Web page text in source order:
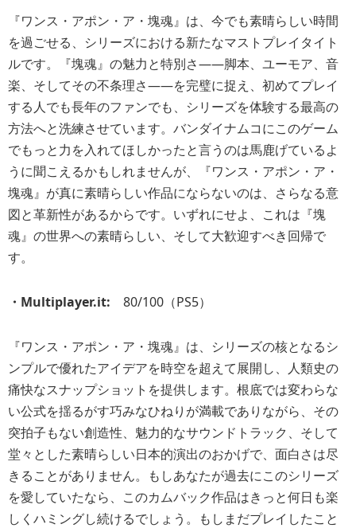
『ワンス・アポン・ア・塊魂』は、今でも素晴らしい時間
を過ごせる、シリーズにおける新たなマストプレイタイト
ルです。『塊魂』の魅力と特別さ――脚本、ユーモア、音
楽、そしてその不条理さ――を完璧に捉え、初めてプレイ
する人でも長年のファンでも、シリーズを体験する最高の
方法へと洗練させています。バンダイナムコにこのゲーム
でもっと力を入れてほしかったと言うのは馬鹿げているよ
うに聞こえるかもしれませんが、『ワンス・アポン・ア・
塊魂』が真に素晴らしい作品にならないのは、さらなる意
図と革新性があるからです。いずれにせよ、これは『塊
魂』の世界への素晴らしい、そして大歓迎すべき回帰で
す。
・Multiplayer.it: 80/100（PS5）
『ワンス・アポン・ア・塊魂』は、シリーズの核となるシ
ンプルで優れたアイデアを時空を超えて展開し、人類史の
痛快なスナップショットを提供します。根底では変わらな
い公式を揺るがす巧みなひねりが満載でありながら、その
突拍子もない創造性、魅力的なサウンドトラック、そして
堂々とした素晴らしい日本的演出のおかげで、面白さは尽
きることがありません。もしあなたが過去にこのシリーズ
を愛していたなら、このカムバック作品はきっと何日も楽
しくハミングし続けるでしょう。もしまだプレイしたこと